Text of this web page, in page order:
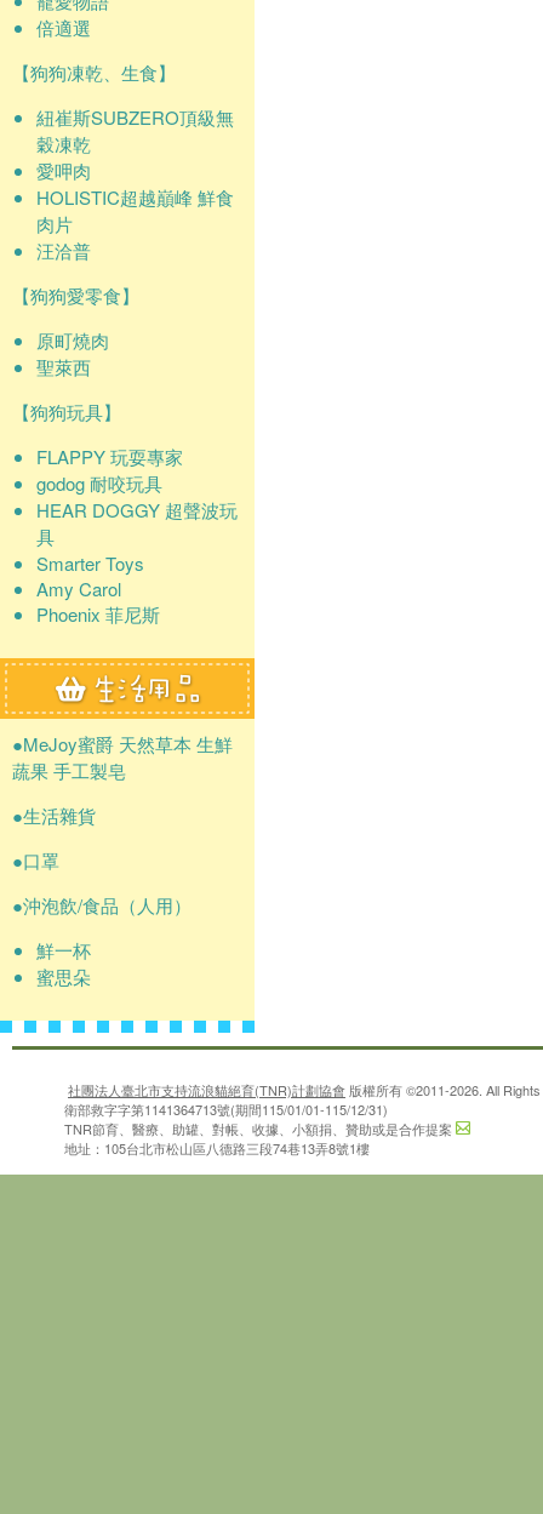
倍適選
【狗狗凍乾、生食】
紐崔斯SUBZERO頂級無
穀凍乾
愛呷肉
HOLISTIC超越巔峰 鮮食
肉片
汪洽普
【狗狗愛零食】
原町燒肉
聖萊西
【狗狗玩具】
FLAPPY 玩耍專家
godog 耐咬玩具
HEAR DOGGY 超聲波玩
具
Smarter Toys
Amy Carol
Phoenix 菲尼斯
●MeJoy蜜爵 天然草本 生鮮
蔬果 手工製皂
●生活雜貨
●口罩
●沖泡飲/食品（人用）
鮮一杯
蜜思朵
社團法人臺北市支持流浪貓絕育(TNR)計劃協會 版權所有 ©2011-2026. All
衛部救字字第1141364713號(期間115/01/01-115/12/31)
TNR節育、醫療、助罐、對帳、收據、小額捐、贊助或是合作提案
地址：105台北市松山區八德路三段74巷13弄8號1樓